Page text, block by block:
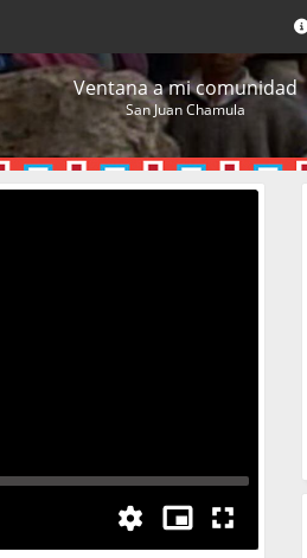
Ventana a mi comunidad
San Juan Chamula